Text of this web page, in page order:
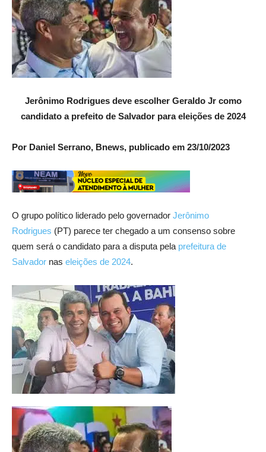
Jerônimo Rodrigues deve escolher Geraldo Jr como
candidato a prefeito de Salvador para eleições de 2024
Por Daniel Serrano, Bnews, publicado em 23/10/2023
O grupo político liderado pelo governador Jerônimo
Rodrigues (PT) parece ter chegado a um consenso sobre
quem será o candidato para a disputa pela prefeitura de
Salvador nas eleições de 2024.